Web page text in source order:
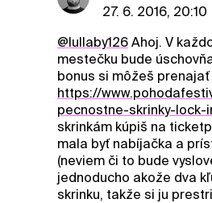
27. 6. 2016, 20:10
@lullaby126Ahoj. V
mestečku bude
bonus si môžeš
https://
pecnostne-skrinky-lock-
skrinkám kúpiš na
mala byť nabíjačka a
(neviem či to bude
jednoducho akože dva
skrinku, takže si ju